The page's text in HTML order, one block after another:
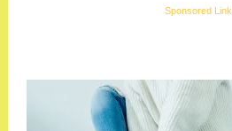
Sponsored Link